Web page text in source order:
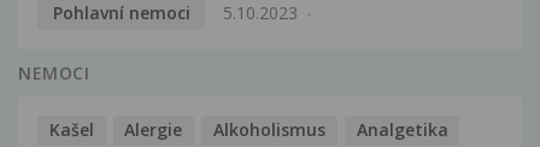
Pohlavní nemoci
5.10.2023
NEMOCI
Kašel Alergie Alkoholismus
Analgetika